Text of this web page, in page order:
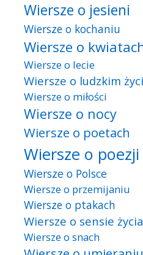
Wiersze o jesieni
Wiersze o kochaniu
Wiersze o
Wiersze o lecie
Wiersze o ludzkim
Wiersze o miłości
Wiersze o nocy
Wiersze o poetach
Wiersze o poezji
Wiersze o Polsce
Wiersze o przemijaniu
Wiersze o ptakach
Wiersze o sensie życia
Wiersze o snach